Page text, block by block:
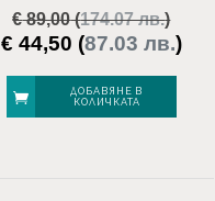
€89,00(174.07 лв.)
Original
was:
€ 89,00.
€ 44,50 (87.03 лв.)
ДОБАВЯНЕ В
КОЛИЧКАТА